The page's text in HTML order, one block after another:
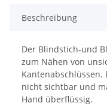
Beschreibung
Der Blindstich-und
zum Nähen von
Kantenabschlüssen.
nicht sichtbar und
Hand überflüssig.